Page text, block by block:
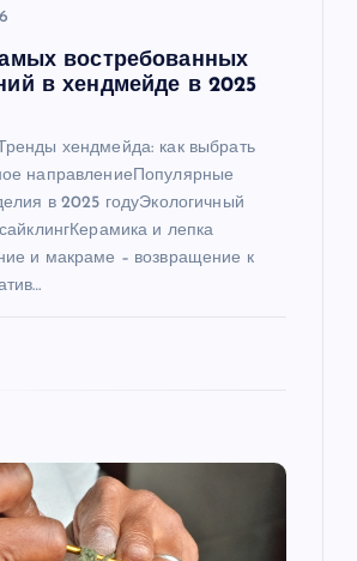
востребованных
в хендмейде в 2025
хендмейда: как выбрать
направлениеПопулярные
в 2025 годуЭкологичный
и лепка
и макраме – возвращение к